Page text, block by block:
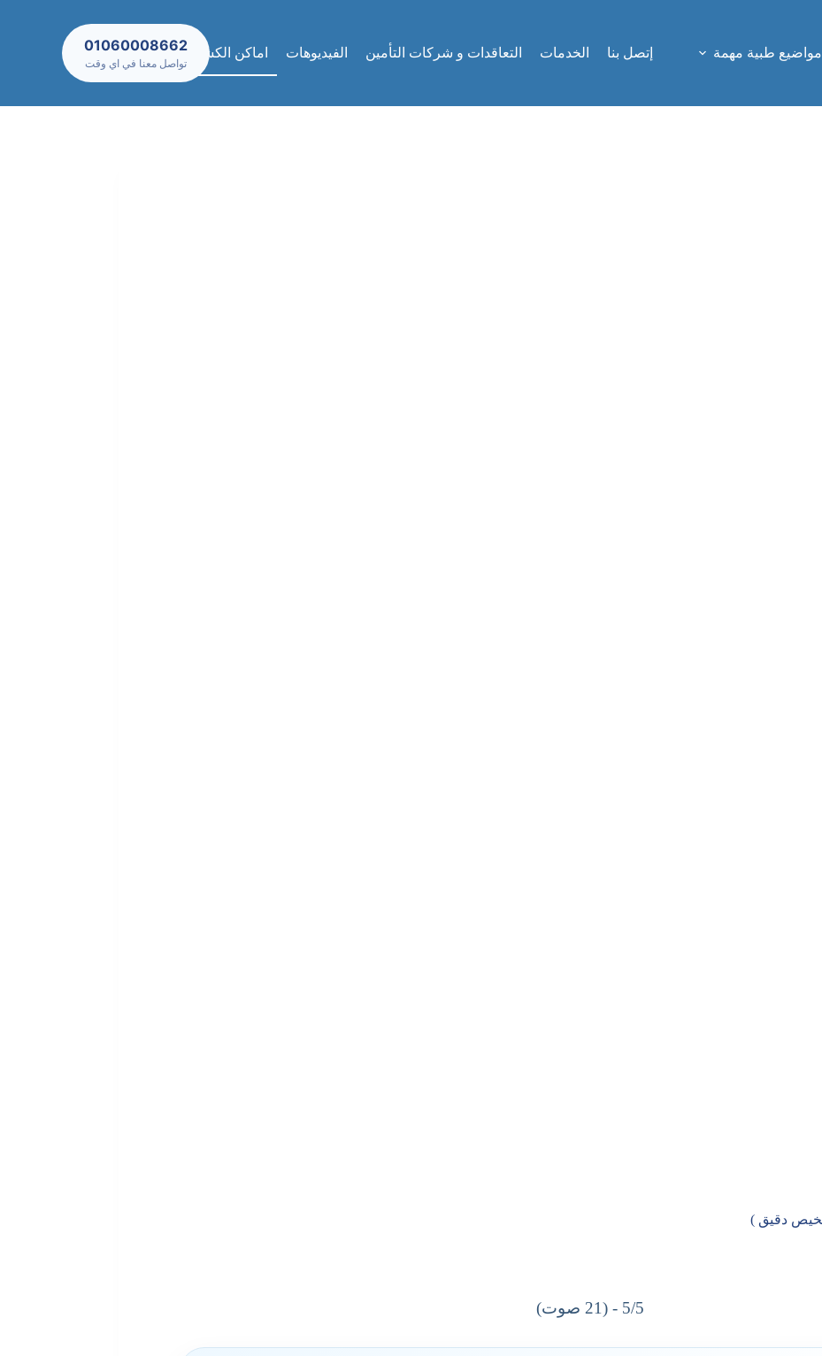
مواضيع طبية مهمة إتصل بنا الخدمات التعاقدات و شركات التأمين الفيديوهات اماكن الكشف والعيادات
01060008662
تواصل معنا في اي وقت
5/5 - (21 صوت)